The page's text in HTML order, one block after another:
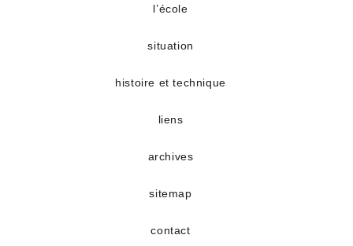
un
onglet
l’école
situation
histoire et technique
liens
archives
sitemap
contact